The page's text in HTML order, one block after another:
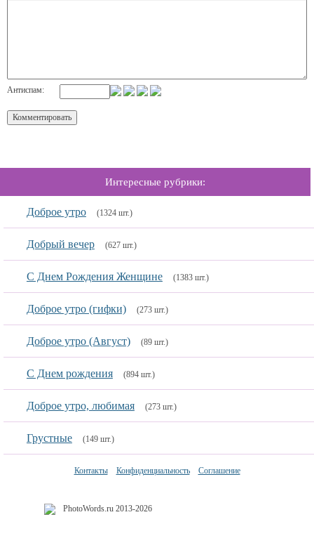
Антиспам:
Интересные рубрики:
Доброе утро (1324 шт.)
Добрый вечер (627 шт.)
С Днем Рождения Женщине (1383 шт.)
Доброе утро (гифки) (273 шт.)
Доброе утро (Август) (89 шт.)
С Днем рождения (894 шт.)
Доброе утро, любимая (273 шт.)
Грустные (149 шт.)
Контакты Конфиденциальность Соглашение
PhotoWords.ru 2013-2026